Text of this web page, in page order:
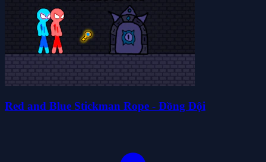
Red and Blue Stickman Rope - Đồng Đội